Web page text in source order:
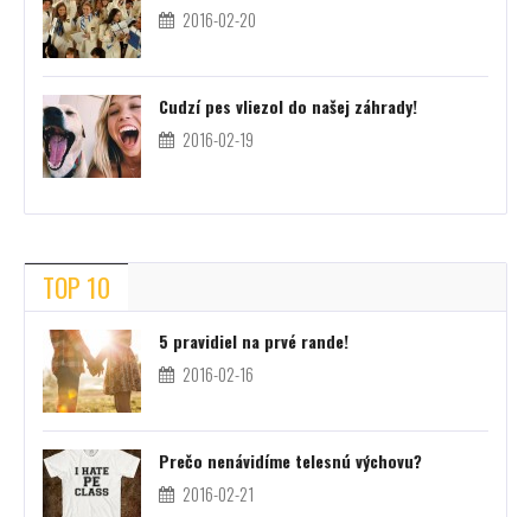
2016-02-20
Cudzí pes vliezol do našej záhrady!
2016-02-19
TOP 10
5 pravidiel na prvé rande!
2016-02-16
Prečo nenávidíme telesnú výchovu?
2016-02-21